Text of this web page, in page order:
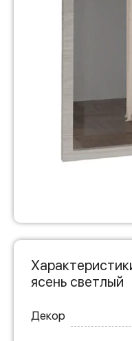
ясень светлый
Декор